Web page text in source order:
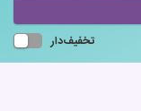
تخفیف‌دار